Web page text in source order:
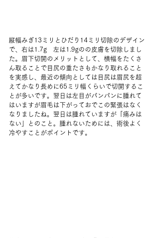
縦幅みぎ13ミリとひだり14ミリ切除のデザイン
で、右は1.7g　左は1.9gのの皮膚を切除しまし
た。眉下切開のメリットとして、横幅をたくさ
ん取ることで目尻の重たさもかなり取れること
を実感し、最近の傾向としては目尻は眉尻を超
えてかなり長めに65ミリ幅くらいで切開するこ
とが多いです。翌日は左目がパンパンに腫れて
はいますが眉毛は下がっておでこの緊張はなく
なりましたね。翌日は腫れていますが「痛みは
ない」とのこと。腫れないためには、術後よく
冷やすことがポイントです。